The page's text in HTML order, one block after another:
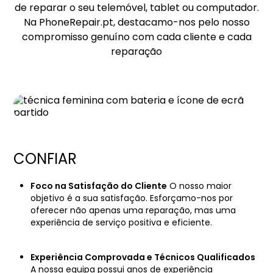
de reparar o seu telemóvel, tablet ou computador.
Na PhoneRepair.pt, destacamo-nos pelo nosso
compromisso genuíno com cada cliente e cada
reparação
CONFIAR
Foco na Satisfação do Cliente O nosso maior
objetivo é a sua satisfação. Esforçamo-nos por
oferecer não apenas uma reparação, mas uma
experiência de serviço positiva e eficiente.
Experiência Comprovada e Técnicos Qualificados
A nossa equipa possui anos de experiência